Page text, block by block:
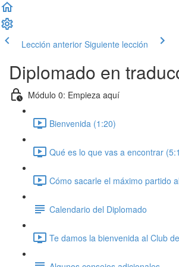
Lección anterior Siguiente lección
Diplomado en
Módulo 0: Empieza aquí
Bienvenida (1:20)
Qué es lo que vas a encontrar
Cómo sacarle el máximo partido
Calendario del Diplomado
Te damos la bienvenida al Club